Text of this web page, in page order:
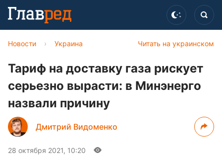
Читать на украинском
Новости › Украина
Тариф на доставку газа рискует
серьезно вырасти: в Минэнерго
назвали причину
Дмитрий Видоменко
28 октября 2021, 10:20